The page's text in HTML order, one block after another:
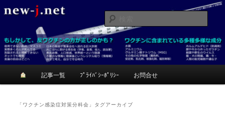
イ
コ
ン
テ
ブ
ン
テ
ン
ニュージェイ
反ワクチンが正しいかも？考てみて！
索
記事一覧 ﾌﾟﾗｲﾊﾞｼｰﾎﾟﾘｼｰ お問合せ
「 ワクチン感染症対策分科会 」タグアーカイブ